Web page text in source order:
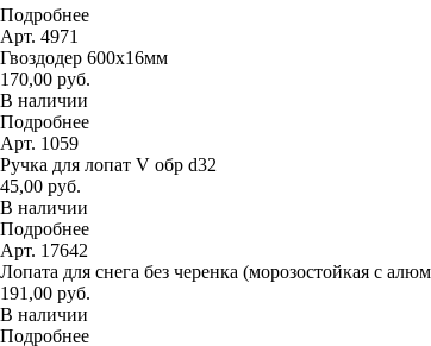
Подробнее
Арт. 4971
Гвоздодер 600х16мм
170,00 руб.
В наличии
Подробнее
Арт. 1059
Ручка для лопат V обр d32
45,00 руб.
В наличии
Подробнее
Арт. 17642
Лопата для снега без черенка (морозостойкая с
191,00 руб.
В наличии
Подробнее